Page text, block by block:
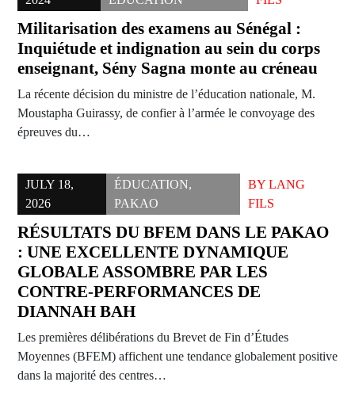
Militarisation des examens au Sénégal :
Inquiétude et indignation au sein du corps
enseignant, Sény Sagna monte au créneau
La récente décision du ministre de l’éducation nationale, M.
Moustapha Guirassy, de confier à l’armée le convoyage des
épreuves du…
JULY 18,
2026
ÉDUCATION,
PAKAO
BY LANG
FILS
RÉSULTATS DU BFEM DANS LE PAKAO
: UNE EXCELLENTE DYNAMIQUE
GLOBALE ASSOMBRE PAR LES
CONTRE-PERFORMANCES DE
DIANNAH BAH
Les premières délibérations du Brevet de Fin d’Études
Moyennes (BFEM) affichent une tendance globalement positive
dans la majorité des centres…